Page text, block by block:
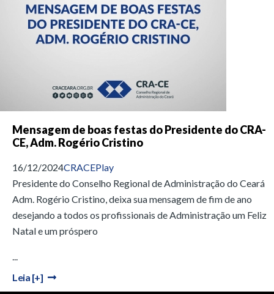
Mensagem de boas festas do Presidente do CRA-
CE, Adm. Rogério Cristino
16/12/2024CRACEPlay
Presidente do Conselho Regional de Administração do Ceará
Adm. Rogério Cristino, deixa sua mensagem de fim de ano
desejando a todos os profissionais de Administração um Feliz
Natal e um próspero
...
Leia [+]